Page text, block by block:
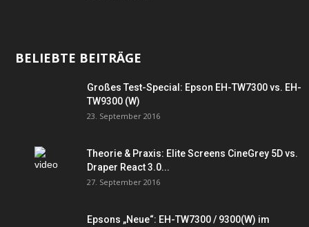
BELIEBTE BEITRÄGE
Großes Test-Special: Epson EH-TW7300 vs. EH-
TW9300 (W)
23. September 2016
Theorie & Praxis: Elite Screens CineGrey 5D vs.
Draper React 3.0...
27. September 2016
Epsons „Neue“: EH-TW7300 / 9300(W) im